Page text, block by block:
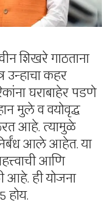
शिखरे गाठताना
उन्हाचा कहर
घराबाहेर पडणे
मुले व वयोवृद्ध
आहे. त्यामुळे
आले आहेत. या
आणि
आहे. ही योजना
होय.